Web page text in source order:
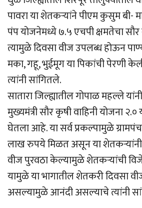
पावरा या शेतकऱ्यांने पीएम कुसुम बी-
पंप योजनेमध्ये ७.५ एचपी क्षमतेचा
त्यामुळे दिवसा वीज उपलब्ध होऊन
मका, गहू, भुईमूग या पिकांची पेरणी
त्यांनी सांगितले.
सातारा जिल्ह्यातील गोपाळ महल्ले
मुख्यमंत्री सौर कृषी वाहिनी योजना
घेतला आहे. या सर्व प्रकल्पामुळे
लाख रुपये मिळत असून या
वीज पुरवठा केल्यामुळे शेतकऱ्यांची
यामुळे या भागातील शेतकरी दिवसा
असल्यामुळे आनंदी असल्याचे त्यांनी